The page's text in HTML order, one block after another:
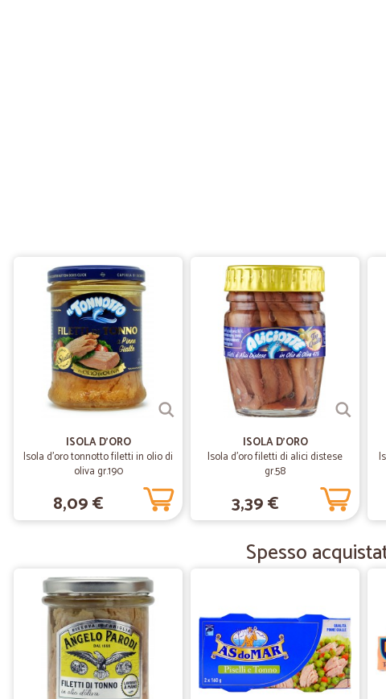
ISOLA D'ORO
Isola d'oro tonnotto filetti in olio di
oliva gr.190
8,09 €
ISOLA D'ORO
Isola d'oro filetti di alici distese
gr.58
3,39 €
Spesso